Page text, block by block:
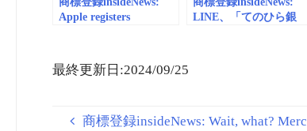
Apple registers
expected to launch later
in fall | iLounge News
LINE、「てのひら銀
最終更新日:2024/09/25
商標登録insideNews: Wait, what?